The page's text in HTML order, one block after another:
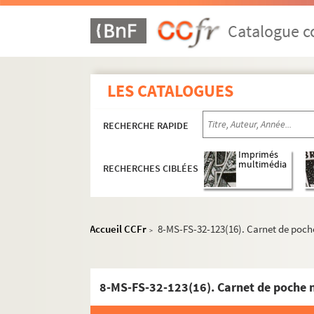
Catalogue
LES CATALOGUES
RECHERCHE RAPIDE
RECHERCHES CIBLÉES
Imprimés
multimédia
Accueil CCFr > 8-MS-FS-32-123(16). Carnet de
8-MS-FS-32-123(16). Carnet de poche
Poèmes chantés (1895)
Le couronnement de la Muse (1897)
Louise (1900)
Impression de voyage : Munich (1910)
Julien (1913)
Mémoires
Discours, articles, interviews
Eros